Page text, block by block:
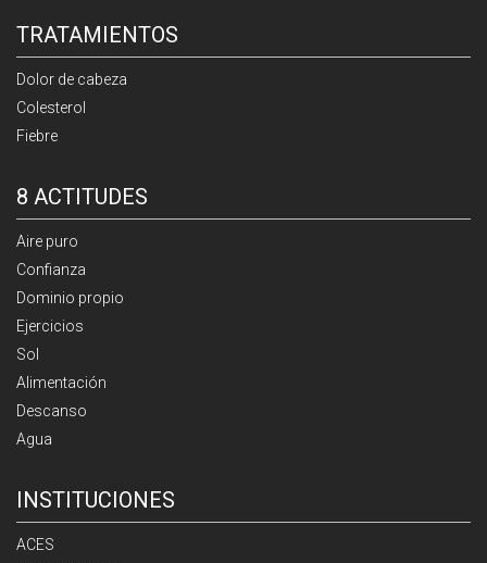
TRATAMIENTOS
Dolor de cabeza
Colesterol
Fiebre
8 ACTITUDES
Aire puro
Confianza
Dominio propio
Ejercicios
Sol
Alimentación
Descanso
Agua
INSTITUCIONES
ACES